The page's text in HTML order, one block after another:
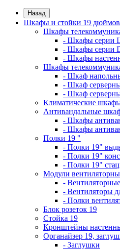
Назад
Шкафы и стойки 19
Шкафы
- Шкафы
- Шкафы серии
- Шкафы
Шкафы
- Шкаф
- Шкаф
- Шкаф
Климатические
Антивандальные
- Шкафы
- Шкафы
Полки 19 "
- Полки 19"
- Полки 19"
- Полки 19"
Модули
-
- Вентиляторы
- Полки
Блок розеток 19
Стойка 19
Кронштейны
Органайзер 19,
- Заглушки